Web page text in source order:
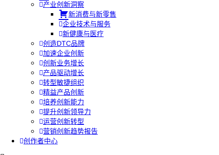
产业创新洞察
新消费与新零售
企业技术与服务
新健康与医疗
创造DTC品牌
加速企业创新
创新业务增长
产品驱动增长
转型敏捷组织
精益产品创新
培养创新能力
提升创新领导力
运营创新转型
营销创新趋势报告
创作者中心